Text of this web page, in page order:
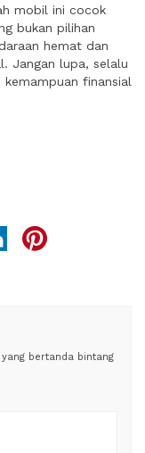
mobil ini cocok
bukan pilihan
hemat dan
Jangan lupa, selalu
finansial
bertanda bintang